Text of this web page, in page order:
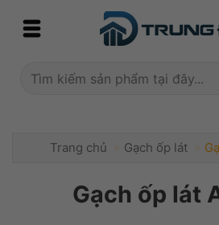
Tìm
Trang chủ » Gạch ốp lát »
Gạch ốp lát